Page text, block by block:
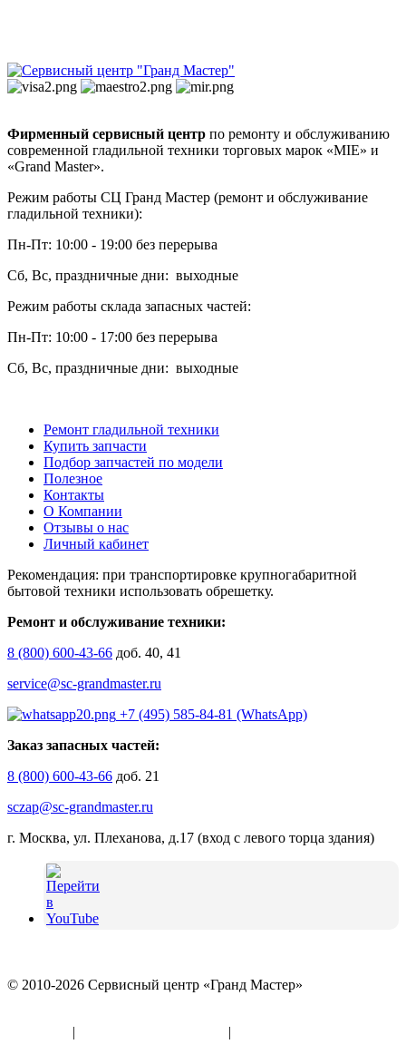
Фирменный сервисный центр по ремонту и обслуживанию
современной гладильной техники торговых марок «MIE» и
«Grand Master».
Режим работы СЦ Гранд Мастер (ремонт и обслуживание
гладильной техники):
Пн-Пт: 10:00 - 19:00 без перерыва
Сб, Вс, праздничные дни: выходные
Режим работы склада запасных частей:
Пн-Пт: 10:00 - 17:00 без перерыва
Сб, Вс, праздничные дни: выходные
Ремонт гладильной техники
Купить запчасти
Подбор запчастей по модели
Полезное
Контакты
О Компании
Отзывы о нас
Личный кабинет
Рекомендация: при транспортировке крупногабаритной
бытовой техники использовать обрешетку.
Ремонт и обслуживание техники:
8 (800) 600-43-66 доб. 40, 41
service@sc-grandmaster.ru
+7 (495) 585-84-81 (WhatsApp)
Заказ запасных частей:
8 (800) 600-43-66 доб. 21
sczap@sc-grandmaster.ru
г. Москва, ул. Плеханова, д.17 (вход с левого торца здания)
© 2010-2026 Сервисный центр «Гранд Мастер»
| |